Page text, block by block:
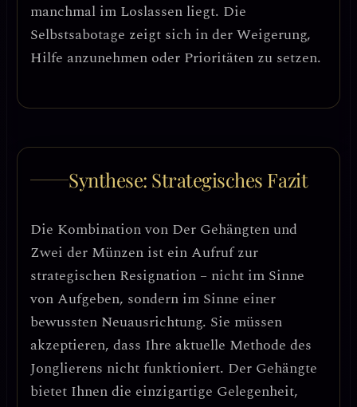
manchmal im Loslassen liegt. Die
Selbstsabotage zeigt sich in der Weigerung,
Hilfe anzunehmen oder Prioritäten zu setzen.
Synthese: Strategisches Fazit
Die Kombination von Der Gehängten und
Zwei der Münzen ist einAufruf zur
strategischen Resignation – nicht im Sinne
von Aufgeben, sondern im Sinne einer
bewussten Neuausrichtung. Sie müssen
akzeptieren, dass Ihre aktuelle Methode des
Jonglierens nicht funktioniert. Der Gehängte
bietet Ihnen die einzigartige Gelegenheit,